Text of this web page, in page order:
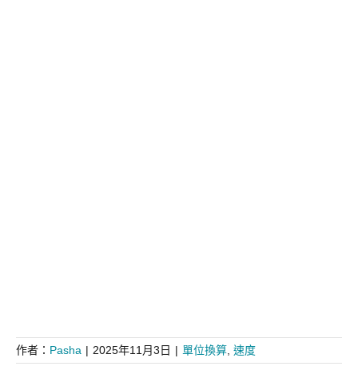
作者： Pasha | 2025年11月3日 | 單位換算 速度